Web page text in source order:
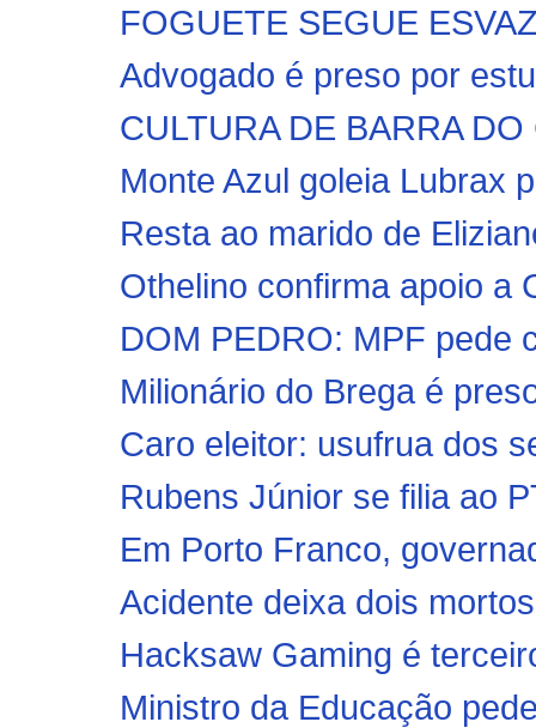
FOGUETE SEGUE
Advogado é preso por
CULTURA DE BARRA
Monte Azul goleia Lubrax
Resta ao marido de
Othelino confirma apoio a
DOM PEDRO: MPF pede
Milionário do Brega é
Caro eleitor: usufrua dos
Rubens Júnior se filia ao
Em Porto Franco,
Acidente deixa dois
Hacksaw Gaming é
Ministro da Educação